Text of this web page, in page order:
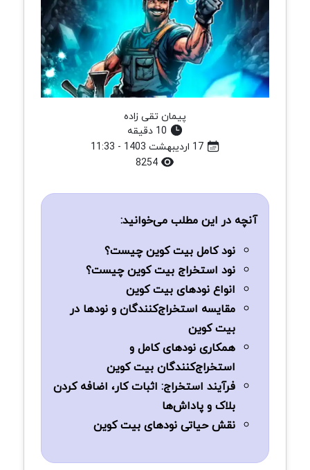
پیمان تقی زاده
17 اردیبهشت 1403 - 11:33
آنچه در این مطلب می‌خوانید:
نود کامل بیت‌ کوین چیست؟
نود استخراج بیت‌ کوین چیست؟
انواع نود‌های بیت کوین
مقایسه استخراج‌کنندگان و نود‌ها در
بیت‌ کوین
همکاری نود‌های کامل و
استخراج‌کنندگان بیت‌ کوین
فرآیند استخراج: اثبات کار، اضافه کردن
بلاک و پاداش‌ها
نقش حیاتی نود‌های بیت‌ کوین